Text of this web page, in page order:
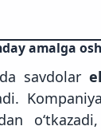
amalga
savdolar